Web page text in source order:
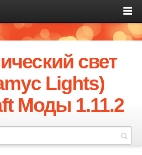
свет
Lights)
Моды 1.11.2